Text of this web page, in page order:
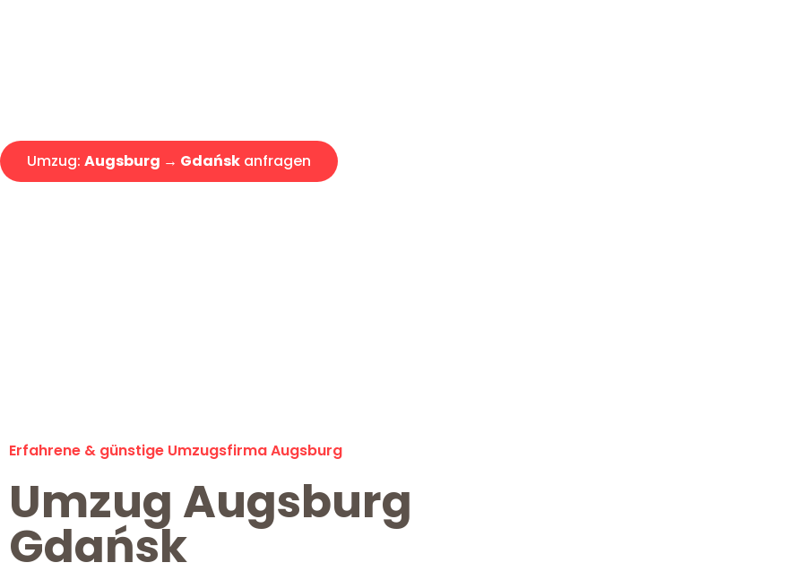
Umzug: Augsburg → Gdańsk anfragen
Erfahrene & günstige Umzugsfirma Augsburg
Umzug Augsburg
Gdańsk